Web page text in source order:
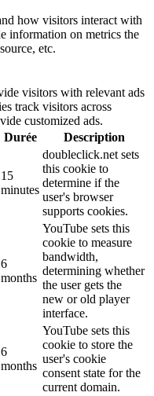
how visitors interact with
information on metrics the
etc.
visitors with relevant ads
track visitors across
customized ads.
Durée Description
15
minutes
doubleclick.net sets
this cookie to
determine if the
user's browser
supports cookies.
6
months
YouTube sets this
cookie to measure
bandwidth,
determining whether
the user gets the
new or old player
interface.
6
months
YouTube sets this
cookie to store the
user's cookie
consent state for the
current domain.